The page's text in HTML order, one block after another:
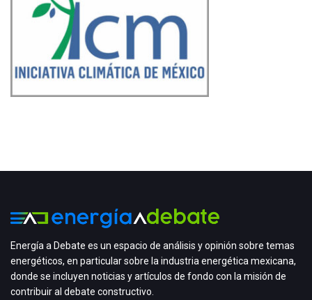
Energía a Debate es un espacio de análisis y opinión sobre temas
energéticos, en particular sobre la industria energética mexicana,
donde se incluyen noticias y artículos de fondo con la misión de
contribuir al debate constructivo.